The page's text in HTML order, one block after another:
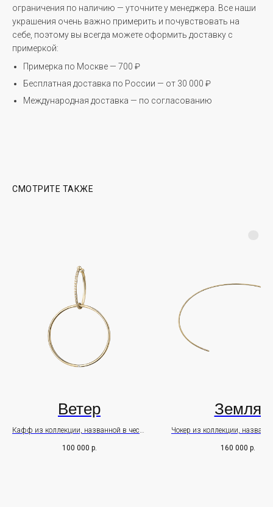
ограничения по наличию — уточните у менеджера. Все наши
украшения очень важно примерить и почувствовать на
себе, поэтому вы всегда можете оформить доставку с
примеркой:
Примерка по Москве — 700 ₽
Бесплатная доставка по России — от 30 000 ₽
Международная доставка — по согласованию
СМОТРИТЕ ТАКЖЕ
Ветер
Кафф из коллекции, названной в честь
Kaori.
100 000 р.
Земля
Чокер из коллекции,
Kaori.
160 000 р.
Оставьте свои данные чтобы первыми узнавать о наших
ИП Трейгер Валерия Евгеньевна
Правовая информация